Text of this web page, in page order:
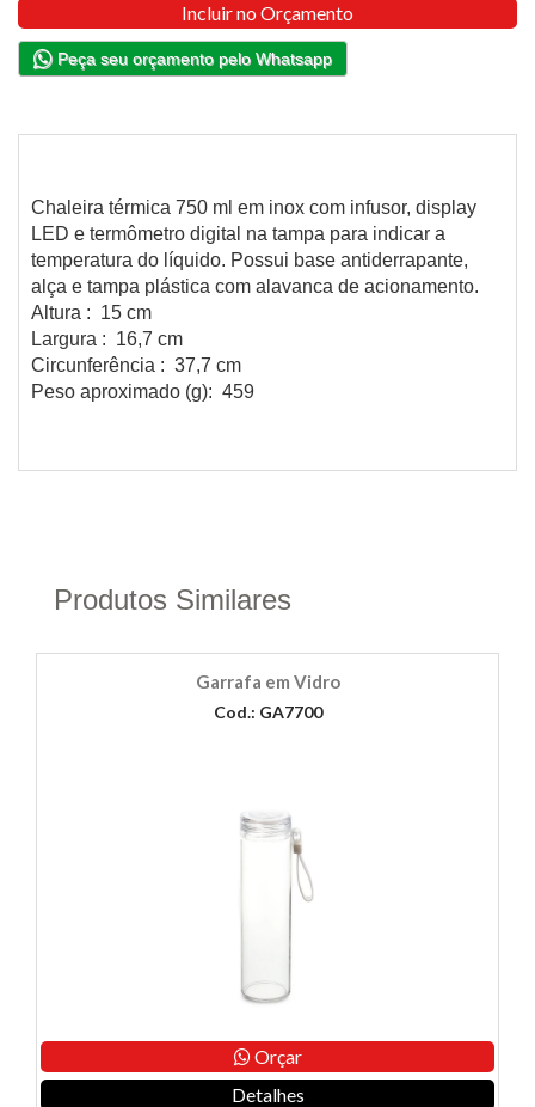
Incluir no Orçamento
Peça seu orçamento pelo Whatsapp
Chaleira térmica 750 ml em inox com infusor, display
LED e termômetro digital na tampa para indicar a
temperatura do líquido. Possui base antiderrapante,
alça e tampa plástica com alavanca de acionamento.
Altura : 15 cm
Largura : 16,7 cm
Circunferência : 37,7 cm
Peso aproximado (g): 459
Produtos Similares
Garrafa em Vidro
Cod.: GA7700
Orçar
Detalhes